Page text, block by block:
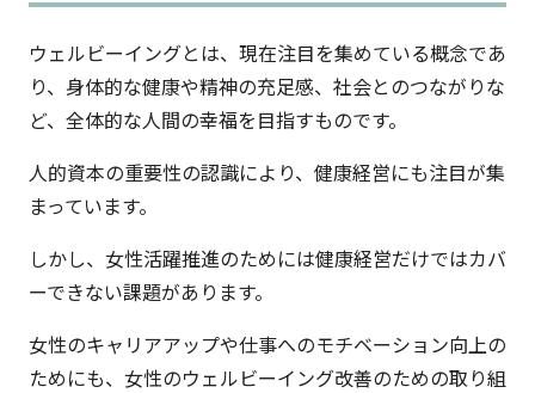
ウェルビーイングとは、現在注目を集めている概念であ
り、身体的な健康や精神の充足感、社会とのつながりな
ど、全体的な人間の幸福を目指すものです。
人的資本の重要性の認識により、健康経営にも注目が集
まっています。
しかし、女性活躍推進のためには健康経営だけではカバ
ーできない課題があります。
女性のキャリアアップや仕事へのモチベーション向上の
ためにも、女性のウェルビーイング改善のための取り組